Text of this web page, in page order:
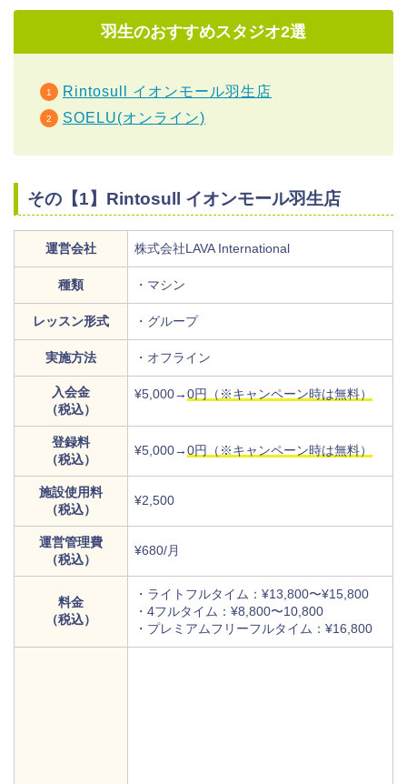
羽生のおすすめスタジオ2選
Rintosull イオンモール羽生店
SOELU(オンライン)
その【1】Rintosull イオンモール羽生店
運営会社 株式会社LAVA International
種類 ・マシン
レッスン形式 ・グループ
実施方法 ・オフライン
入会金
（税込）
¥5,000→0円（※キャンペーン時は無料）
登録料
（税込）
¥5,000→0円（※キャンペーン時は無料）
施設使用料
（税込）
¥2,500
運営管理費
（税込）
¥680/月
料金
（税込）
・ライトフルタイム：¥13,800〜¥15,800
・4フルタイム：¥8,800〜10,800
・プレミアムフリーフルタイム：¥16,800